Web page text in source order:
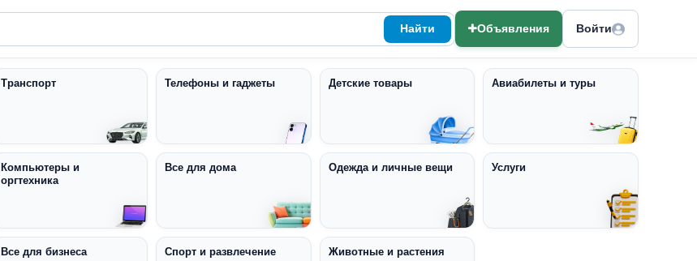
Найти Объявления Войти
Транспорт Телефоны и гаджеты Детские товары Авиабилеты и туры
Компьютеры и
оргтехника
Все для дома Одежда и личные вещи Услуги
Все для бизнеса Спорт и развлечение Животные и растения